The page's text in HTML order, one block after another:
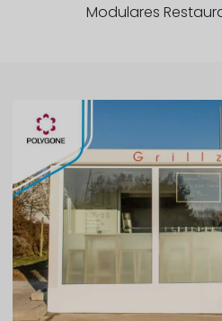
Modulares